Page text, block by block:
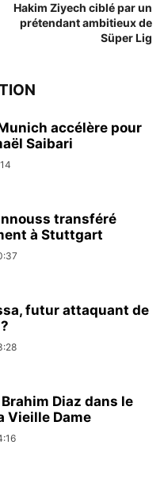
Hakim Ziyech ciblé par un
prétendant ambitieux de
Süper Lig
accélère pour
Saibari
transféré
à Stuttgart
futur attaquant de
Diaz dans le
Vieille Dame